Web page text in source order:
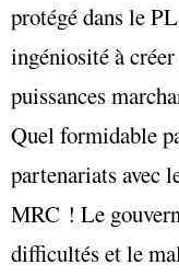
protégé dans le
ingéniosité à
puissances
Quel formidable
partenariats avec
MRC ! Le
difficultés et le